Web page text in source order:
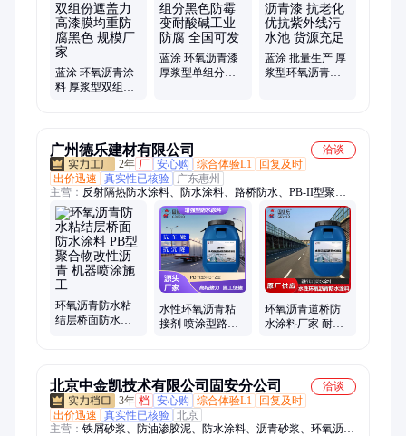
水性工业漆、醇酸漆、彩钢翻新漆、特种氰凝、热反射涂料
蓝涂 环氧沥青涂
料 厚浆型双组份
蓝涂 环氧沥青漆
厚浆型单组分黑
蓝涂 批量生产 厚
浆型环氧沥青漆
广州德乐建材有限公司
洽谈
2年 厂 安心购 综合体验L1
回复及时
出价迅速
真实性已核验
广东惠州
主营： 反射隔热防水涂料、防水涂料、路桥防水、PB-II型聚合
物改性沥青防水涂料、PB-1型道桥聚合物改性沥青防水涂料、高
聚物改性沥青防水涂料、水性沥青基防水涂料、JS防水
环氧沥青防水粘
结层桥面防水涂
水性环氧沥青粘
接剂 喷涂型路面
环氧沥青道桥防
水涂料厂家 耐酸
北京中金凯技术有限公司固安分公司
洽谈
3年 档 安心购 综合体验L1
回复及时
出价迅速
真实性已核验 北京
主营： 铁屑砂浆、防油渗胶泥、防水涂料、沥青砂浆、环氧沥青